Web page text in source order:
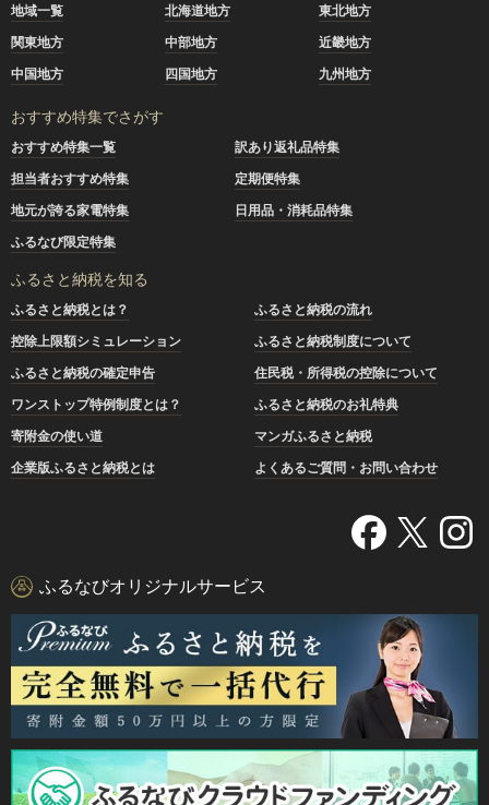
地域一覧 北海道地方
東北地方
関東地方
中部地方
近畿地方
中国地方
四国地方 九州地方
おすすめ特集でさがす
おすすめ特集一覧
訳あり返礼品特集
担当者おすすめ特集
定期便特集
地元が誇る家電特集
日用品・消耗品特集
ふるなび限定特集
ふるさと納税を知る
ふるさと納税とは？
ふるさと納税の流れ
控除上限額シミュレーション
ふるさと納税制度について
ふるさと納税の確定申告
住民税・所得税の控除について
ワンストップ特例制度とは？
ふるさと納税のお礼特典
寄附金の使い道
マンガふるさと納税
企業版ふるさと納税とは
よくあるご質問・お問い合わせ
ふるなびオリジナルサービス